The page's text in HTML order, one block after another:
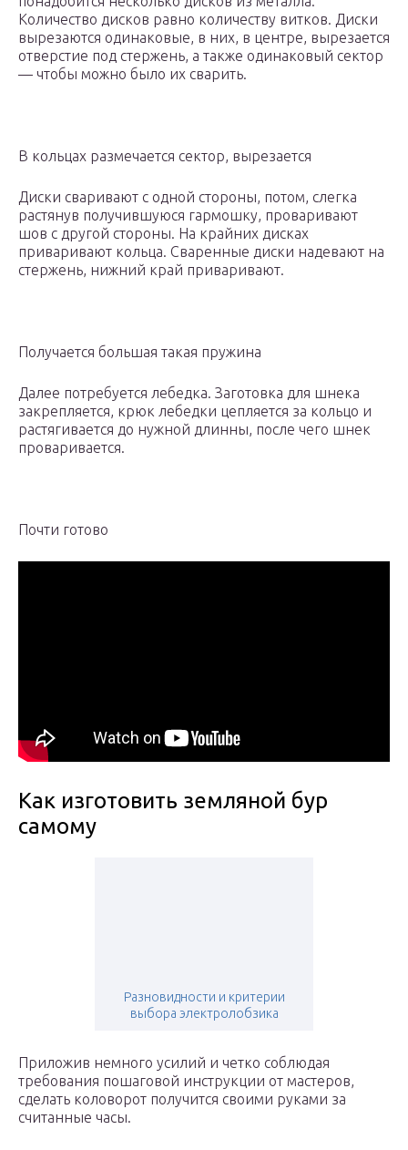
Количество дисков равно количеству витков. Диски
вырезаются одинаковые, в них, в центре, вырезается
отверстие под стержень, а также одинаковый сектор
— чтобы можно было их сварить.
В кольцах размечается сектор, вырезается
Диски сваривают с одной стороны, потом, слегка
растянув получившуюся гармошку, проваривают
шов с другой стороны. На крайних дисках
приваривают кольца. Сваренные диски надевают на
стержень, нижний край приваривают.
Получается большая такая пружина
Далее потребуется лебедка. Заготовка для шнека
закрепляется, крюк лебедки цепляется за кольцо и
растягивается до нужной длинны, после чего шнек
проваривается.
Почти готово
Как изготовить земляной бур
самому
Разновидности и критерии
выбора электролобзика
Приложив немного усилий и четко соблюдая
требования пошаговой инструкции от мастеров,
сделать коловорот получится своими руками за
считанные часы.